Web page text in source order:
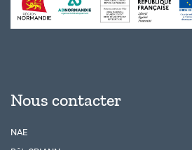
Nous contacter
NAE